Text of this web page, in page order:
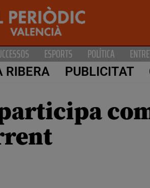
ESPORTS POLÍTICA
RIBERA PUBLICITAT